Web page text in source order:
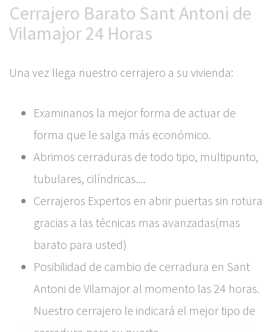
Cerrajero Barato Sant Antoni de
Vilamajor 24 Horas
Una vez llega nuestro cerrajero a su vivienda:
Examinanos la mejor forma de actuar de
forma que le salga más económico.
Abrimos cerraduras de todo tipo, multipunto,
tubulares, cilíndricas....
Cerrajeros Expertos en abrir puertas sin rotura
gracias a las técnicas mas avanzadas(mas
barato para usted)
Posibilidad de cambio de cerradura en Sant
Antoni de Vilamajor al momento las 24 horas.
Nuestro cerrajero le indicará el mejor tipo de